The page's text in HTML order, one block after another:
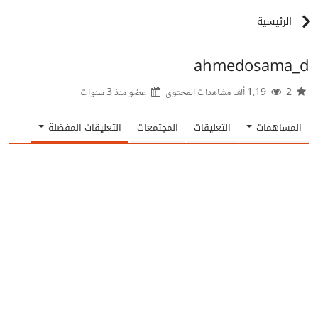
الرئيسية
ahmedosama_d
عضو منذ3 سنوات
المساهمات التعليقات المجتمعات التعليقات المفضلة